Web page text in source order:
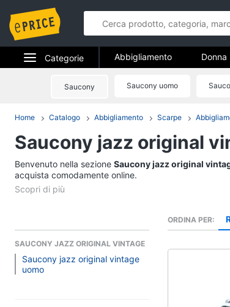
Categorie
Elettrodomestici
Telefonia
Tv e Home Cinema
Smart home
Audio e musica
Donna
Intimo
Vedi tutti
Abbigliamento Donna
Saucony Saucony uomo
Home Catalogo Abbigliamento Scarpe
Saucony jazz original
Benvenuto nella sezione Saucony jazz original
acquista comodamente online.
SAUCONY JAZZ ORIGINAL VINTAGE
Saucony jazz original vintage
uomo
ORDINA PER